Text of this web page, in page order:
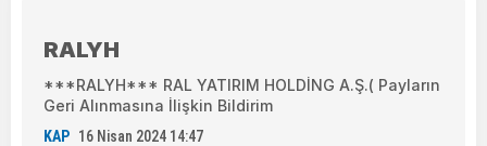
RALYH
***RALYH*** RAL YATIRIM HOLDİNG A.Ş.( Payların
Geri Alınmasına İlişkin Bildirim
KAP 16 Nisan 2024 14:47